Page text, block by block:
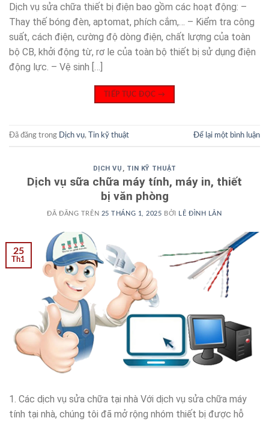
Dịch vụ sửa chữa thiết bị điện bao gồm các hoạt động: –
Thay thế bóng đèn, aptomat, phích cắm,… – Kiểm tra công
suất, cách điện, cường độ dòng điện, chất lượng của toàn
bộ CB, khởi động từ, rơ le của toàn bộ thiết bị sử dụng điện
động lực. – Vệ sinh […]
TIẾP TỤC ĐỌC →
Đã đăng trong Dịch vụ, Tin kỹ thuật Để lại một bình luận
DỊCH VỤ TIN KỸ THUẬT
Dịch vụ sữa chữa máy tính, máy in, thiết
bị văn phòng
ĐÃ ĐĂNG TRÊN 25 THÁNG 1, 2025 BỞI LÊ ĐÌNH LÂN
25
Th1
1. Các dịch vụ sửa chữa tại nhà Với dịch vụ sửa chữa máy
tính tại nhà, chúng tôi đã mở rộng nhóm thiết bị được hỗ